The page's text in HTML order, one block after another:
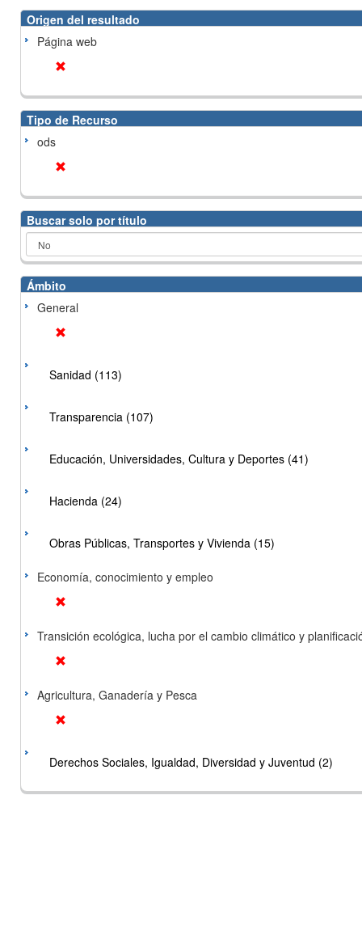
Origen del resultado
Página web
Tipo de Recurso
ods
Buscar solo por título
Ámbito
General
Sanidad (113)
Transparencia (107)
Educación, Universidades, Cultura y Deportes (41)
Hacienda (24)
Obras Públicas, Transportes y Vivienda (15)
Economía, conocimiento y empleo
Transición ecológica, lucha por el cambio climático y
Agricultura, Ganadería y Pesca
Derechos Sociales, Igualdad, Diversidad y Juventud (2)